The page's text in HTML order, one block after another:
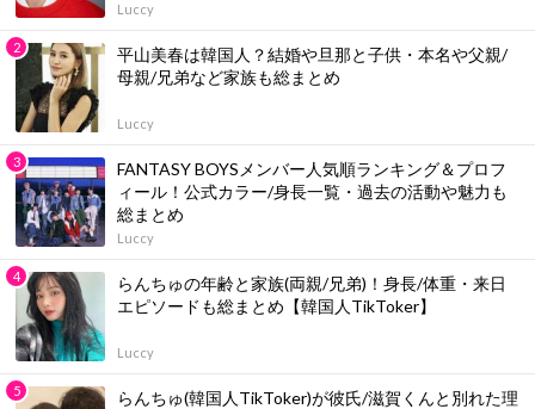
Luccy
平山美春は韓国人？結婚や旦那と子供・本名や父親/
母親/兄弟など家族も総まとめ
Luccy
FANTASY BOYSメンバー人気順ランキング＆プロフ
ィール！公式カラー/身長一覧・過去の活動や魅力も
総まとめ
Luccy
らんちゅの年齢と家族(両親/兄弟)！身長/体重・来日
エピソードも総まとめ【韓国人TikToker】
Luccy
らんちゅ(韓国人TikToker)が彼氏/滋賀くんと別れた理